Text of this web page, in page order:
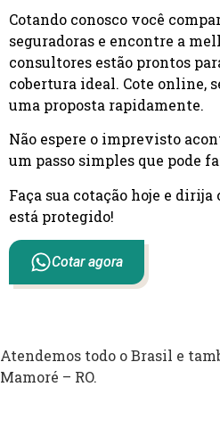
Cotando conosco você
seguradoras e encontre a
consultores estão prontos
cobertura ideal. Cote online,
uma proposta rapidamente.
Não espere o imprevisto
um passo simples que pode
Faça sua cotação hoje e dirija
está protegido!
Cotar agora
Atendemos todo o Brasil e
Mamoré – RO.